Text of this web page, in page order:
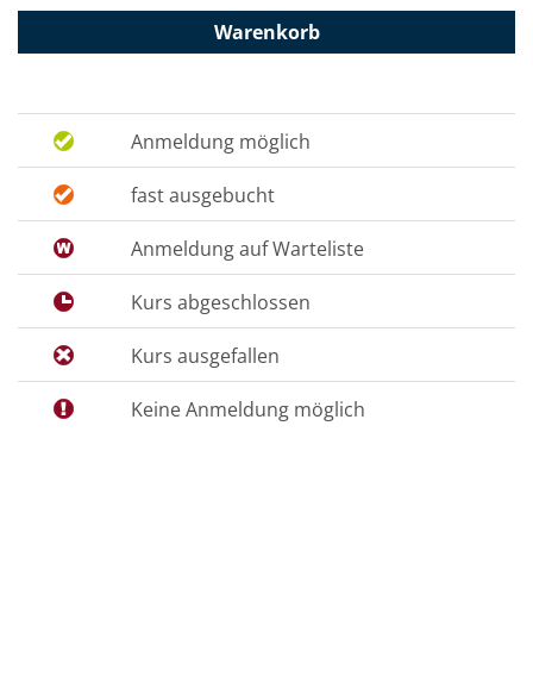
Warenkorb
Anmeldung möglich
fast ausgebucht
Anmeldung auf Warteliste
Kurs abgeschlossen
Kurs ausgefallen
Keine Anmeldung möglich